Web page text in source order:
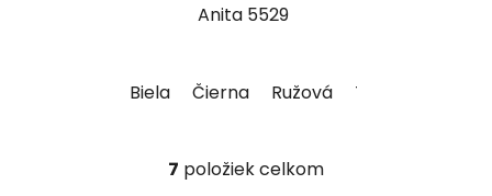
Anita 5529
Biela Čierna Ružová Telová
O
7 položiek celkom